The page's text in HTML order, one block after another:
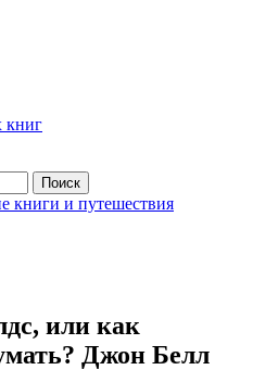
книг
или как
Джон Белл